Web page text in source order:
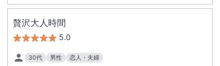
贅沢大人時間
5.0
30代 男性
恋人・夫婦